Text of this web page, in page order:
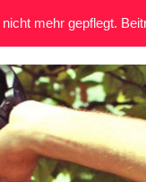
mehr gepflegt.